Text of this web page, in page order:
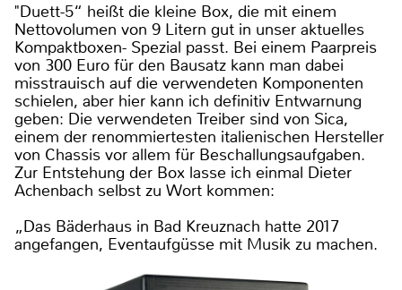
"Duett-5“ heißt die kleine Box, die mit einem
Nettovolumen von 9 Litern gut in unser aktuelles
Kompaktboxen- Spezial passt. Bei einem Paarpreis
von 300 Euro für den Bausatz kann man dabei
misstrauisch auf die verwendeten Komponenten
schielen, aber hier kann ich definitiv Entwarnung
geben: Die verwendeten Treiber sind von Sica,
einem der renommiertesten italienischen Hersteller
von Chassis vor allem für Beschallungsaufgaben.
Zur Entstehung der Box lasse ich einmal Dieter
Achenbach selbst zu Wort kommen:
„Das Bäderhaus in Bad Kreuznach hatte 2017
angefangen, Eventaufgüsse mit Musik zu machen.